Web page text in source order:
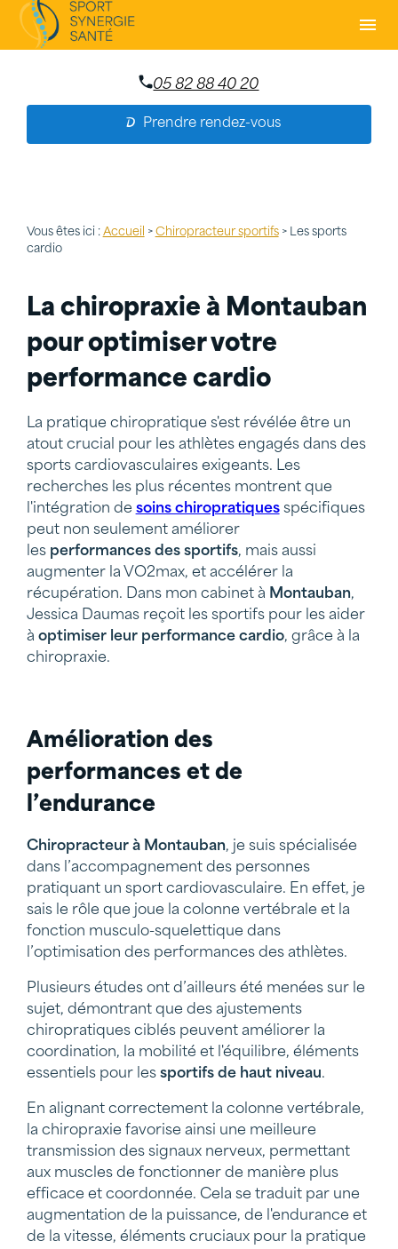
menu
05 82 88 40 20
Prendre rendez-vous
Vous êtes ici : Accueil > Chiropracteur sportifs> Les sports
cardio
La chiropraxie à Montauban
pour optimiser votre
performance cardio
La pratique chiropratique s'est révélée être un
atout crucial pour les athlètes engagés dans des
sports cardiovasculaires exigeants. Les
recherches les plus récentes montrent que
l'intégration de soins chiropratiquesspécifiques
peut non seulement améliorer
les performances des sportifs, mais aussi
augmenter la VO2max, et accélérer la
récupération. Dans mon cabinet à Montauban,
Jessica Daumas reçoit les sportifs pour les aider
à optimiser leur performance cardio, grâce à la
chiropraxie.
Amélioration des
performances et de
l’endurance
Chiropracteur à Montauban, je suis spécialisée
dans l’accompagnement des personnes
pratiquant un sport cardiovasculaire. En effet, je
sais le rôle que joue la colonne vertébrale et la
fonction musculo-squelettique dans
l’optimisation des performances des athlètes.
Plusieurs études ont d’ailleurs été menées sur le
sujet, démontrant que des ajustements
chiropratiques ciblés peuvent améliorer la
coordination, la mobilité et l'équilibre, éléments
essentiels pour les sportifs de haut niveau.
En alignant correctement la colonne vertébrale,
la chiropraxie favorise ainsi une meilleure
transmission des signaux nerveux, permettant
aux muscles de fonctionner de manière plus
efficace et coordonnée. Cela se traduit par une
augmentation de la puissance, de l'endurance et
de la vitesse, éléments cruciaux pour la pratique
Panneau de gestion des cookies